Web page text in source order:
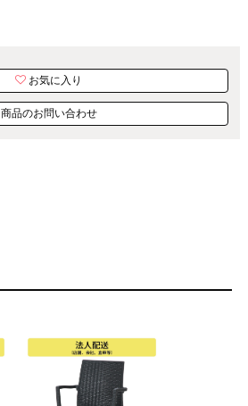
お気に入り
商品のお問い合わせ